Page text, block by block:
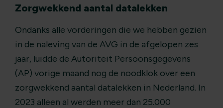
Zorgwekkend aantal datalekken
Ondanks alle vorderingen die we hebben gezien
in de naleving van de AVG in de afgelopen zes
jaar, luidde de Autoriteit Persoonsgegevens
(AP) vorige maand nog de noodklok over een
zorgwekkend aantal datalekken in Nederland. In
2023 alleen al werden meer dan 25.000